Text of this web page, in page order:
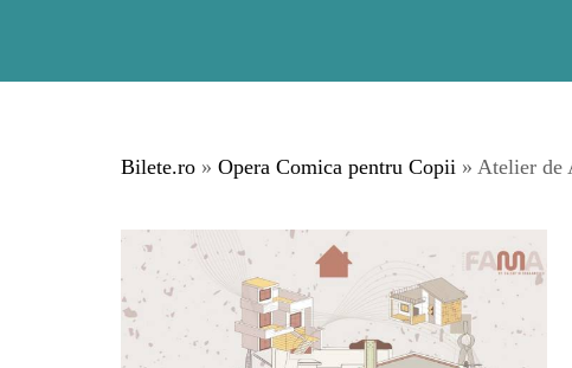
Bilete.ro » Opera Comica pentru Copii » Atelier de